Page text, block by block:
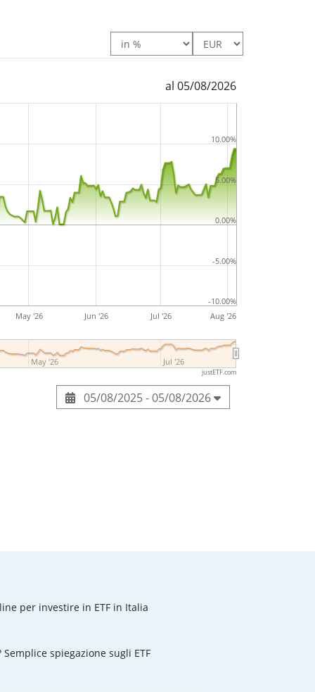
al 05/08/2026
May '26 Jun '26 Jul '26 Aug '26
May '26 Jul '26
-10.00%
-5.00%
0.00%
5.00%
10.00%
justETF.com
05/08/2025 - 05/08/2026
per investire in ETF in Italia
Semplice spiegazione sugli ETF